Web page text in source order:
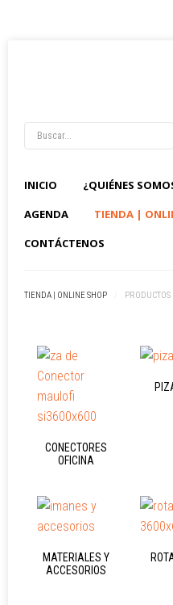
INICIO ¿QUIÉNES
AGENDA
TIENDA |
CONTÁCTENOS
TIENDA | ONLINE SHOP PRODUCTOS
CONECTORES
OFICINA
MATERIALES Y
ACCESORIOS